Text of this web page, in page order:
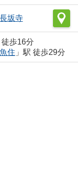
坂寺
徒歩16分
住 」駅 徒歩29分